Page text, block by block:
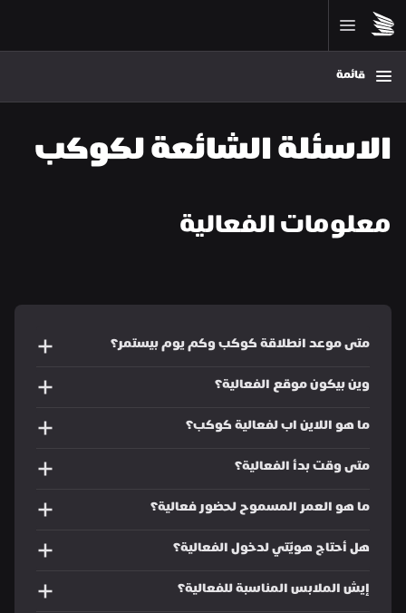
قائمة
الاسئلة الشائعة لكوكب
معلومات الفعالية
متى موعد انطلاقة كوكب وكم يوم بيستمر؟
وين بيكون موقع الفعالية؟
ما هو اللاين اب لفعالية كوكب؟
متى وقت بدأ الفعالية؟
ما هو العمر المسموح لحضور فعالية؟
هل أحتاج هويّتي لدخول الفعالية؟
إيش الملابس المناسبة للفعالية؟